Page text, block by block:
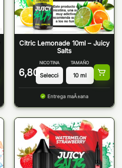
Citric Lemonade 10ml – Juicy
Salts
6,80 €
NICOTINA TAMAÑO
Entrega maÃ±ana